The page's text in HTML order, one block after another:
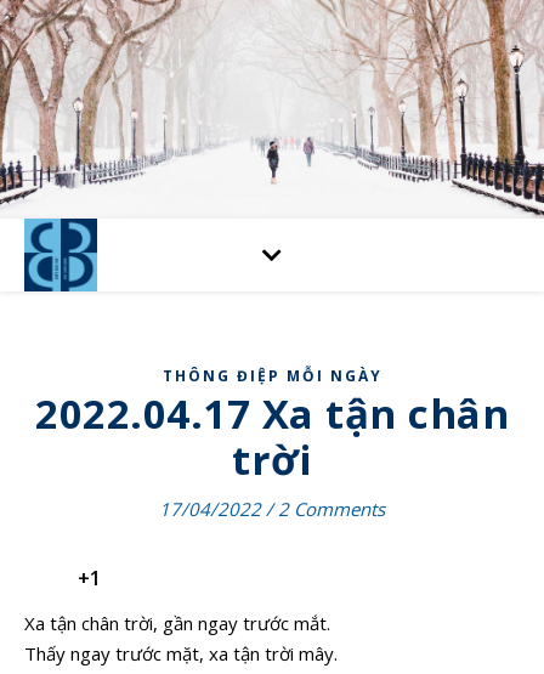
THÔNG ĐIỆP MỖI NGÀY
2022.04.17 Xa tận chân
trời
17/04/2022 / 2 Comments
+1
Xa tận chân trời, gần ngay trước mắt.
Thấy ngay trước mặt, xa tận trời mây.